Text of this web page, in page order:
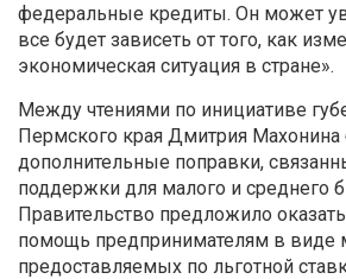
федеральные кредиты. Он может
все будет зависеть от того, как
экономическая ситуация в стране».
Между чтениями по инициативе
Пермского края Дмитрия
дополнительные поправки,
поддержки для малого и среднего
Правительство предложило
помощь предпринимателям в виде
предоставляемых по льготной